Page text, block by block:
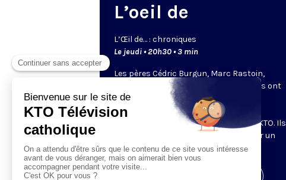
L’oeil de
L’Œil de… : chroniques
Le jeudi • 20h30 • 3 min
Les pères Cédric Burgun, Marc Rastoin,
Bernard Devert ou Éric de Beukelaer… ils ont
chacun un regard bien à eux. Leurs
chroniques bousculent et donnent à
réfléchir. Ce sont les chroniqueurs de KTO. Ils
viennent partager leur point de vue sur un
sujet qui leur tient à coeur.